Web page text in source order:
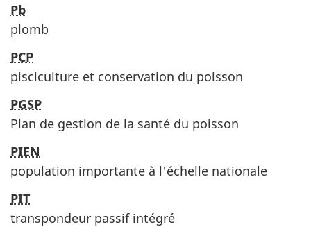
Pb
plomb
PCP
pisciculture et conservation du poisson
PGSP
Plan de gestion de la santé du poisson
PIEN
population importante à l'échelle nationale
PIT
transpondeur passif intégré